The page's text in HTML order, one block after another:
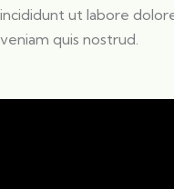
incididunt ut labore
veniam quis nostrud.